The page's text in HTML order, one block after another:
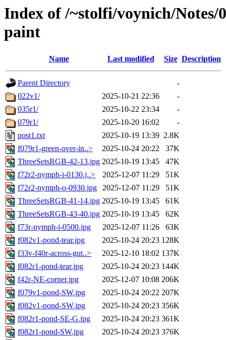
Index of /~stolfi/voynich/
paint
Name Last modified Size Description
Parent Directory
-
022v1/
2025-10-21 22:36
-
035r1/
2025-10-22 23:34
-
079r1/
2025-10-20 16:02
-
post1.txt
2025-10-19 13:39 2.8K
f079r1-green-over-in..>
2025-10-24 20:22
37K
ThreeSetsRGB-42-13.jpg 2025-10-19 13:45
47K
f72r2-nymph-i-0130.j..>
2025-12-07 11:29
51K
f72r2-nymph-o-0930.jpg
2025-12-07 11:29
51K
ThreeSetsRGB-41-14.jpg 2025-10-19 13:45
61K
ThreeSetsRGB-43-40.jpg 2025-10-19 13:45
62K
f73r-nymph-i-0500.jpg
2025-12-07 11:26
63K
f082v1-pond-tear.jpg
2025-10-24 20:23 128K
f33v-f40r-across-gut..>
2025-12-10 18:02 137K
f082r1-pond-tear.jpg
2025-10-24 20:23 144K
f42r-NE-corner.jpg
2025-12-07 10:08 206K
f079v1-pond-SW.jpg
2025-10-24 20:22 207K
f082v1-pond-SW.jpg
2025-10-24 20:23 356K
f082r1-pond-SE-G.jpg
2025-10-24 20:23 361K
f082r1-pond-SW.jpg
2025-10-24 20:23 376K